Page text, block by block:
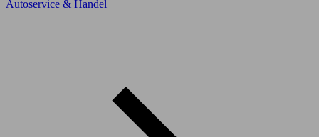
Autoservice & Handel